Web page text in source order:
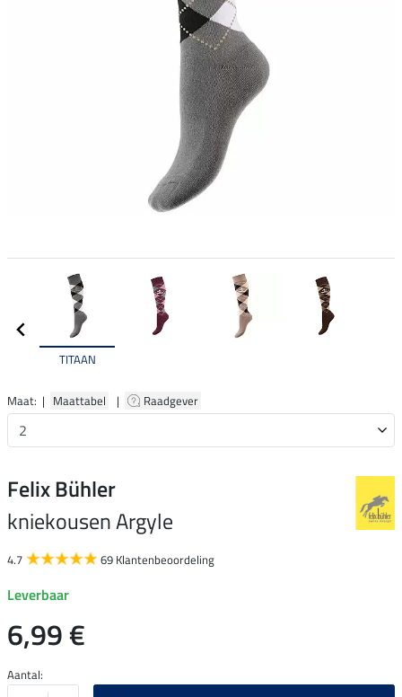
TITAAN
Maat: | Maattabel | Raadgever
Felix Bühler
kniekousen Argyle
4.7 69 Klantenbeoordeling
Leverbaar
6,99 €
Aantal: